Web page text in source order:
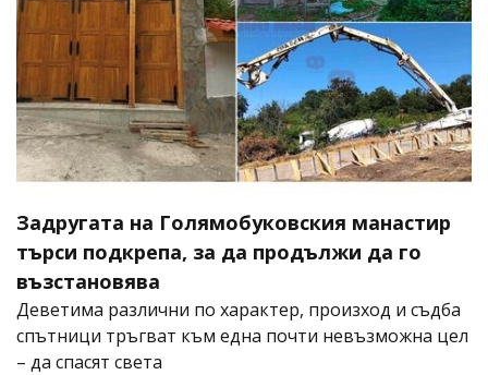
Задругата на Голямобуковския манастир
търси подкрепа, за да продължи да го
възстановява
Деветима различни по характер, произход и съдба
спътници тръгват към една почти невъзможна цел
– да спасят света